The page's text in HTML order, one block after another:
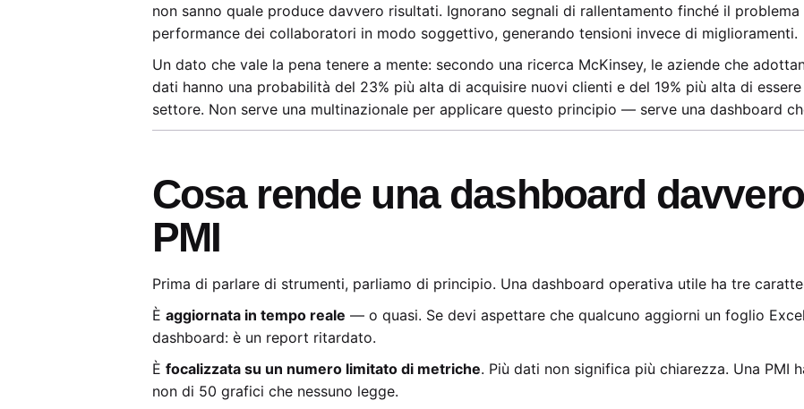
non sanno quale produce davvero risultati. Ignorano segnali di rallentamento finché il
performance dei collaboratori in modo soggettivo, generando tensioni invece di miglioramenti.
Un dato che vale la pena tenere a mente: secondo una ricerca McKinsey, le aziende che
dati hanno una probabilità del 23% più alta di acquisire nuovi clienti e del 19% più alta di
settore. Non serve una multinazionale per applicare questo principio — serve una dashboard
Cosa rende una dashboard
PMI
Prima di parlare di strumenti, parliamo di principio. Una dashboard operativa utile ha tre
È aggiornata in tempo reale — o quasi. Se devi aspettare che qualcuno aggiorni un foglio
dashboard: è un report ritardato.
È focalizzata su un numero limitato di metriche. Più dati non significa più chiarezza. Una PMI
non di 50 grafici che nessuno legge.